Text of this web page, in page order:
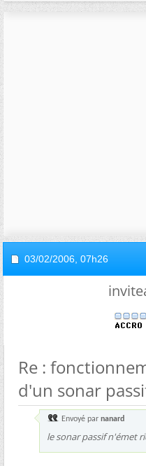
03/02/2006, 07h26
Re :
d'un sonar
Envoyé par nanard
le sonar passif n'émet